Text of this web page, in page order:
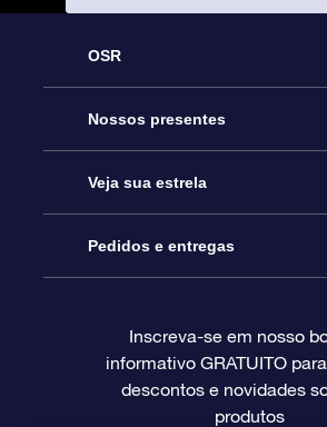
OSR
Serviço
Entre em contato conosco
Blog
Avaliações
Nossos presentes
Presente estrelar on-line
Pacote de presente da OSR
O cartão de presente da OSR
Veja sua estrela
Star Register
Página estelar personalizada
Pedidos e entregas
Informações de pagamento
Inscreva-se em nosso
informativo GRATUITO
descontos e novidades
produtos